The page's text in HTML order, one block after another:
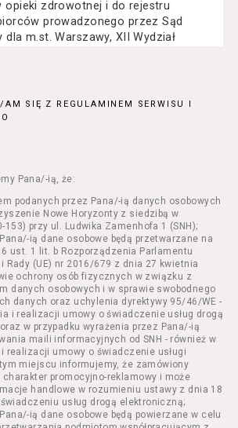
opieki zdrowotnej i do rejestru
prowadzonego przez Sąd
dla m.st. Warszawy, XII Wydział
- osoba fizyczna, osoba prawna
organizacyjna nieposiadająca
drogą elektroniczną z
Serwisu;
przez Usługodawcę
Horyzonty we Wrocławiu (ul.
Wielkiego 19a-21) pokaz filmu nie
części Wydarzenia;
– organizowany przez
w Kinie Nowe Horyzonty we
(ul. Kazimierza Wielkiego 19a-21)
przegląd filmowy, pokaz
performance, opera, koncert lub
impreza;
organizowane przez
będące przedsięwzięciem o
edukacyjnym;
potwierdzające zawarcie
AM SIĘ Z REGULAMINEM SERWISU I
Pana/-ią, że:
podanych przez Pana/-ią danych osobowych
Nowe Horyzonty z siedzibą w
153) przy ul. Ludwika Zamenhofa 1 (SNH);
ią dane osobowe będą przetwarzane na
ust. 1 lit. b Rozporządzenia Parlamentu
Rady (UE) nr 2016/679 z dnia 27 kwietnia
ochrony osób fizycznych w związku z
danych osobowych i w sprawie swobodnego
danych oraz uchylenia dyrektywy 95/46/WE -
i realizacji umowy o świadczenie usług drogą
w przypadku wyrażenia przez Pana/-ią
maili informacyjnych od SNH - również w
realizacji umowy o świadczenie usługi
miejscu informujemy, że zamówiony
promocyjno-reklamowy i może
handlowe w rozumieniu ustawy z dnia 18
świadczeniu usług drogą elektroniczną;
ią dane osobowe będą powierzane w celu